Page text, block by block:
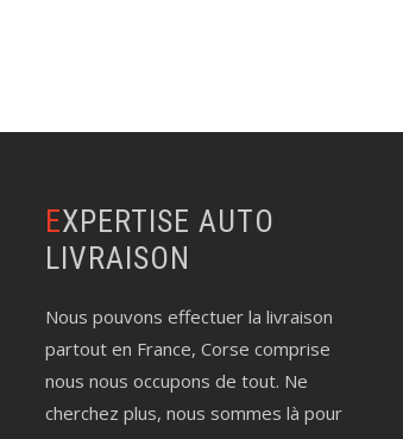
EXPERTISE AUTO
LIVRAISON
Nous pouvons effectuer la livraison
partout en France, Corse comprise
nous nous occupons de tout. Ne
cherchez plus, nous sommes là pour